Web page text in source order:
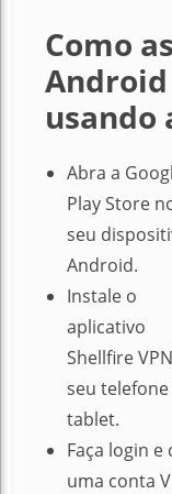
Como
Android
usando
Abra a
Play Store
seu
Android.
Instale o
aplicativo
Shellfire
seu
tablet.
Faça login e
uma conta